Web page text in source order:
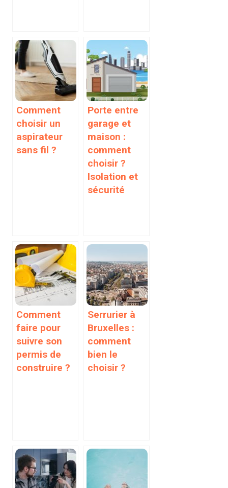
Comment
choisir un
aspirateur
sans fil ?
Porte entre
garage et
maison :
comment
choisir ?
Isolation et
sécurité
Comment
faire pour
suivre son
permis de
construire ?
Serrurier à
Bruxelles :
comment
bien le
choisir ?